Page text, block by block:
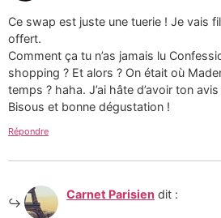
Ce swap est juste une tuerie ! Je vais
offert.
Comment ça tu n’as jamais lu
shopping ? Et alors ? On était où
temps ? haha. J’ai hâte d’avoir ton
Bisous et bonne dégustation !
Répondre
Carnet Parisien dit :